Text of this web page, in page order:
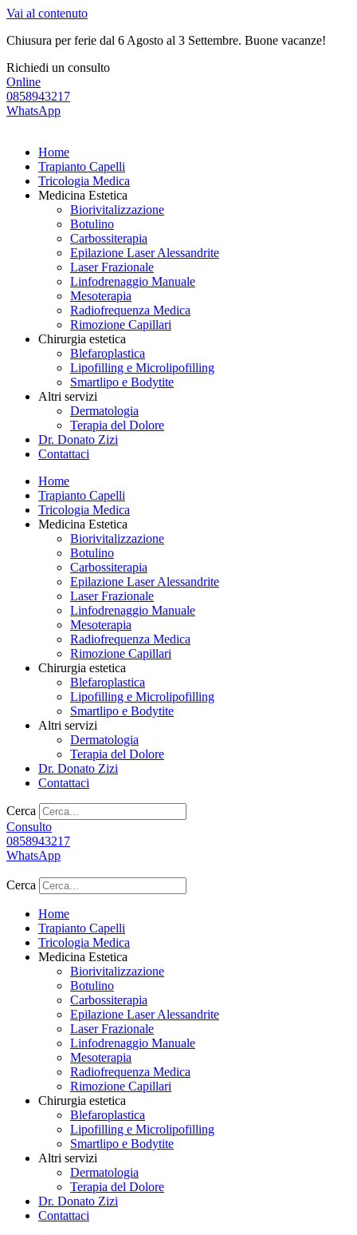
Vai al contenuto
Chiusura per ferie dal 6 Agosto al 3 Settembre. Buone vacanze!
Richiedi un consulto
Online
0858943217
WhatsApp
Home
Trapianto Capelli
Tricologia Medica
Medicina Estetica
Biorivitalizzazione
Botulino
Carbossiterapia
Epilazione Laser Alessandrite
Laser Frazionale
Linfodrenaggio Manuale
Mesoterapia
Radiofrequenza Medica
Rimozione Capillari
Chirurgia estetica
Blefaroplastica
Lipofilling e Microlipofilling
Smartlipo e Bodytite
Altri servizi
Dermatologia
Terapia del Dolore
Dr. Donato Zizi
Contattaci
Home
Trapianto Capelli
Tricologia Medica
Medicina Estetica
Biorivitalizzazione
Botulino
Carbossiterapia
Epilazione Laser Alessandrite
Laser Frazionale
Linfodrenaggio Manuale
Mesoterapia
Radiofrequenza Medica
Rimozione Capillari
Chirurgia estetica
Blefaroplastica
Lipofilling e Microlipofilling
Smartlipo e Bodytite
Altri servizi
Dermatologia
Terapia del Dolore
Dr. Donato Zizi
Contattaci
Cerca
Consulto
0858943217
WhatsApp
Cerca
Home
Trapianto Capelli
Tricologia Medica
Medicina Estetica
Biorivitalizzazione
Botulino
Carbossiterapia
Epilazione Laser Alessandrite
Laser Frazionale
Linfodrenaggio Manuale
Mesoterapia
Radiofrequenza Medica
Rimozione Capillari
Chirurgia estetica
Blefaroplastica
Lipofilling e Microlipofilling
Smartlipo e Bodytite
Altri servizi
Dermatologia
Terapia del Dolore
Dr. Donato Zizi
Contattaci